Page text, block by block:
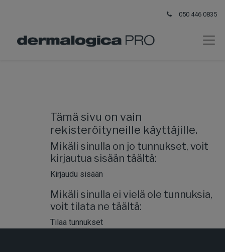
050 446 0835
Tämä sivu on vain
rekisteröityneille käyttäjille.
Mikäli sinulla on jo tunnukset, voit
kirjautua sisään täältä:
Kirjaudu sisään
Mikäli sinulla ei vielä ole tunnuksia,
voit tilata ne täältä:
Tilaa tunnukset